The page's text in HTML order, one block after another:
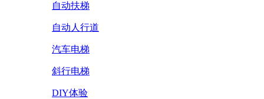
自动扶梯
自动人行道
汽车电梯
斜行电梯
DIY体验